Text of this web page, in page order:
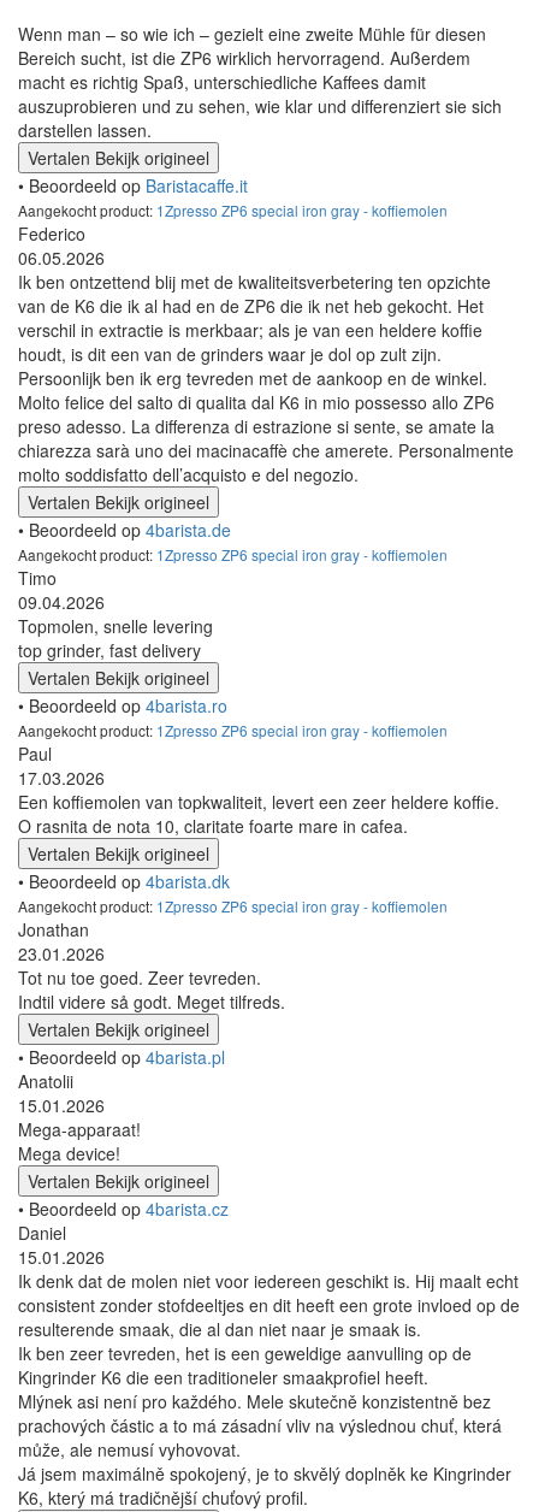
Wenn man – so wie ich – gezielt eine zweite Mühle für diesen
Bereich sucht, ist die ZP6 wirklich hervorragend. Außerdem
macht es richtig Spaß, unterschiedliche Kaffees damit
auszuprobieren und zu sehen, wie klar und differenziert sie sich
darstellen lassen.
Vertalen Bekijk origineel
• Beoordeeld op Baristacaffe.it
Aangekocht product: 1Zpresso ZP6 special iron gray - koffiemolen
Federico
06.05.2026
Ik ben ontzettend blij met de kwaliteitsverbetering ten opzichte
van de K6 die ik al had en de ZP6 die ik net heb gekocht. Het
verschil in extractie is merkbaar; als je van een heldere koffie
houdt, is dit een van de grinders waar je dol op zult zijn.
Persoonlijk ben ik erg tevreden met de aankoop en de winkel.
Molto felice del salto di qualita dal K6 in mio possesso allo ZP6
preso adesso. La differenza di estrazione si sente, se amate la
chiarezza sarà uno dei macinacaffè che amerete. Personalmente
molto soddisfatto dell’acquisto e del negozio.
Vertalen Bekijk origineel
• Beoordeeld op 4barista.de
Aangekocht product: 1Zpresso ZP6 special iron gray - koffiemolen
Timo
09.04.2026
Topmolen, snelle levering
top grinder, fast delivery
Vertalen Bekijk origineel
• Beoordeeld op 4barista.ro
Aangekocht product: 1Zpresso ZP6 special iron gray - koffiemolen
Paul
17.03.2026
Een koffiemolen van topkwaliteit, levert een zeer heldere koffie.
O rasnita de nota 10, claritate foarte mare in cafea.
Vertalen Bekijk origineel
• Beoordeeld op 4barista.dk
Aangekocht product: 1Zpresso ZP6 special iron gray - koffiemolen
Jonathan
23.01.2026
Tot nu toe goed. Zeer tevreden.
Indtil videre så godt. Meget tilfreds.
Vertalen Bekijk origineel
• Beoordeeld op 4barista.pl
Anatolii
15.01.2026
Mega-apparaat!
Mega device!
Vertalen Bekijk origineel
• Beoordeeld op 4barista.cz
Daniel
15.01.2026
Ik denk dat de molen niet voor iedereen geschikt is. Hij maalt echt
consistent zonder stofdeeltjes en dit heeft een grote invloed op de
resulterende smaak, die al dan niet naar je smaak is.
Ik ben zeer tevreden, het is een geweldige aanvulling op de
Kingrinder K6 die een traditioneler smaakprofiel heeft.
Mlýnek asi není pro každého. Mele skutečně konzistentně bez
prachových částic a to má zásadní vliv na výslednou chuť, která
může, ale nemusí vyhovovat.
Já jsem maximálně spokojený, je to skvělý doplněk ke Kingrinder
K6, který má tradičnější chuťový profil.